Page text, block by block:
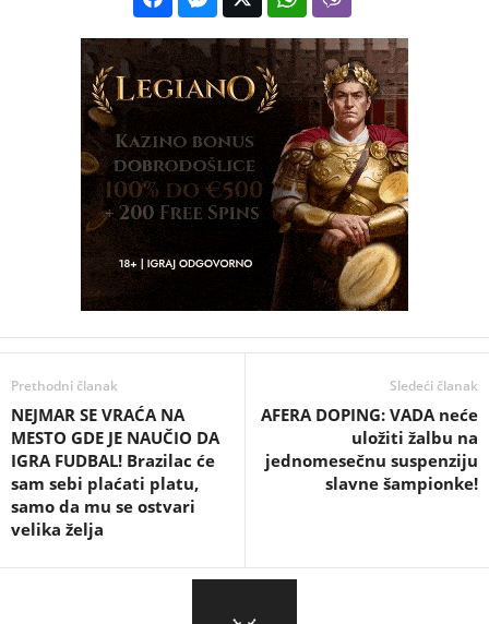
Prethodni članak
NEJMAR SE VRAĆA NA
MESTO GDE JE NAUČIO DA
IGRA FUDBAL! Brazilac će
sam sebi plaćati platu,
samo da mu se ostvari
velika želja
Sledeći članak
AFERA DOPING: VADA neće
uložiti žalbu na
jednomesečnu suspenziju
slavne šampionke!